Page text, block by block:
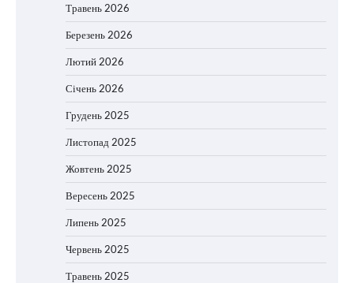
Травень 2026
Березень 2026
Лютий 2026
Січень 2026
Грудень 2025
Листопад 2025
Жовтень 2025
Вересень 2025
Липень 2025
Червень 2025
Травень 2025